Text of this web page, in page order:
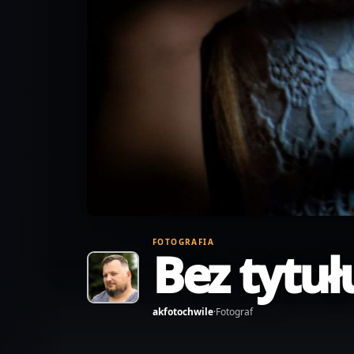
FOTOGRAFIA
Bez
akfotochwile·Fotograf